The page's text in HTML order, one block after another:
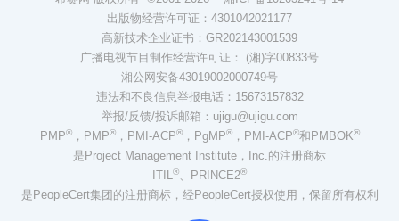
出版物经营许可证：4301042021177
高新技术企业证书：GR202143001539
广播电视节目制作经营许可证： (湘)字00833号
湘公网安备43019002000749号
违法和不良信息举报电话：15673157832
举报/反馈/投诉邮箱：ujigu@ujigu.com
PMP®，PMP®，PMI-ACP®，PgMP®，PMI-ACP®和PMBOK®
是Project Management Institute，Inc.的注册商标
ITIL®、PRINCE2®
是PeopleCert集团的注册商标，经PeopleCert授权使用，保留所有权利